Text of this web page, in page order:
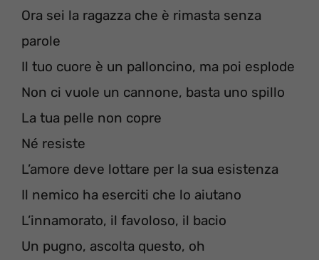
Ora sei la ragazza che è rimasta senza
parole
Il tuo cuore è un palloncino, ma poi esplode
Non ci vuole un cannone, basta uno spillo
La tua pelle non copre
Né resiste
L’amore deve lottare per la sua esistenza
Il nemico ha eserciti che lo aiutano
L’innamorato, il favoloso, il bacio
Un pugno, ascolta questo, oh